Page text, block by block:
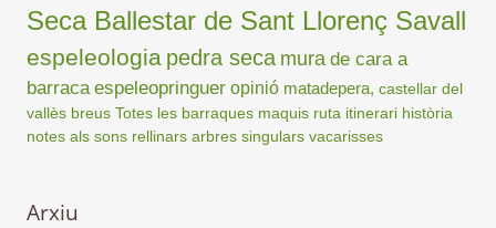
Seca Ballestar de Sant Llorenç Savall
espeleologia pedra seca mura de cara a
barraca espeleopringuer opinió matadepera,castellar del
vallès breus Totes les barraques maquis ruta itinerari història
notes als sons rellinars arbres singulars vacarisses
Arxiu